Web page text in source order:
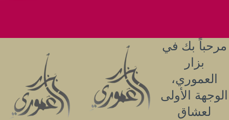
مرحباً بك في
بزار
العموري،
الوجهة الأولى
لعشاق